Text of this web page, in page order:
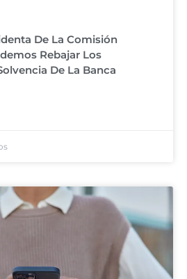
De La Comisión
Rebajar Los
De La Banca